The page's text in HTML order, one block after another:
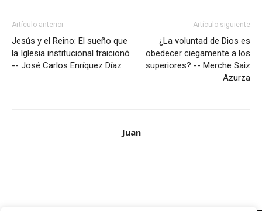
Artículo anterior
Jesús y el Reino: El sueño que
la Iglesia institucional traicionó
-- José Carlos Enríquez Díaz
Artículo siguiente
¿La voluntad de Dios es
obedecer ciegamente a los
superiores? -- Merche Saiz
Azurza
Juan